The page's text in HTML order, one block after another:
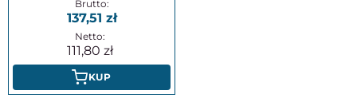
137,51
111,80
KUP